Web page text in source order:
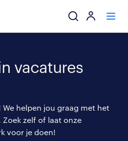
mijn carrière
over randstad
vacatures
We helpen jou graag met het
zelf of laat onze
voor je doen!